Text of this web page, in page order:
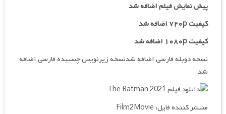
پیش نمایش فیلم اضافه شد
کیفیت ۷۲۰p اضافه شد
کیفیت ۱۰۸۰p اضافه شد
نسخه دوبله فارسی اضافه شدنسخه زیرنویس چسبیده فارسی اضافه
شد
منتشر کننده فایل: Film2Movie